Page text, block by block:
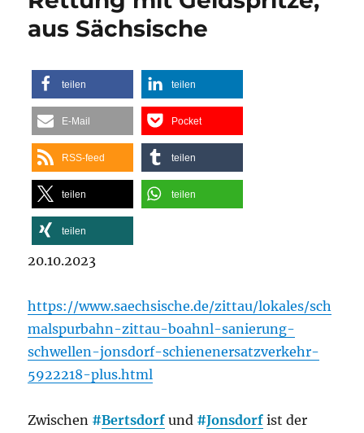
aus Sächsische
teilen teilen
E-Mail Pocket
RSS-feed teilen
teilen teilen
teilen
20.10.2023
https://www.saechsische.de/zittau/lokales/sch
malspurbahn-zittau-boahnl-sanierung-
schwellen-jonsdorf-schienenersatzverkehr-
5922218-plus.html
Zwischen #Bertsdorf und #Jonsdorf ist der